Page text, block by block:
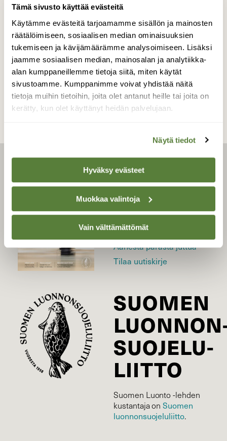
Tämä sivusto käyttää evästeitä
Käytämme evästeitä tarjoamamme sisällön ja mainosten
räätälöimiseen, sosiaalisen median ominaisuuksien
tukemiseen ja kävijämäärämme analysoimiseen. Lisäksi
jaamme sosiaalisen median, mainosalan ja analytiikka-
alan kumppaneillemme tietoja siitä, miten käytät
sivustoamme. Kumppanimme voivat yhdistää näitä
tietoja muihin tietoihin, joita olet antanut heille tai joita on
kerätty, kun olet käyttänyt heidän palvelujaan.
Näytä tiedot
Hyväksy evästeet
Muokkaa valintoja
Vain välttämättömät
ja monet muut metsän eläimet saavat
pientä lohtua metsän antimista.
Kuvaaja: Toni Sarin
Kilpailun etusivulle
LEHTI
Uusin lehti
Tilaa Suomen Luonto
Tilaa digilukuoikeus
Äänestä parasta juttua
Tilaa uutiskirje
SUOMEN
SUOJELU­
LIITTO
Suomen Luonto -lehden
kustantaja onSuomen
luonnonsuojelu­liitto.